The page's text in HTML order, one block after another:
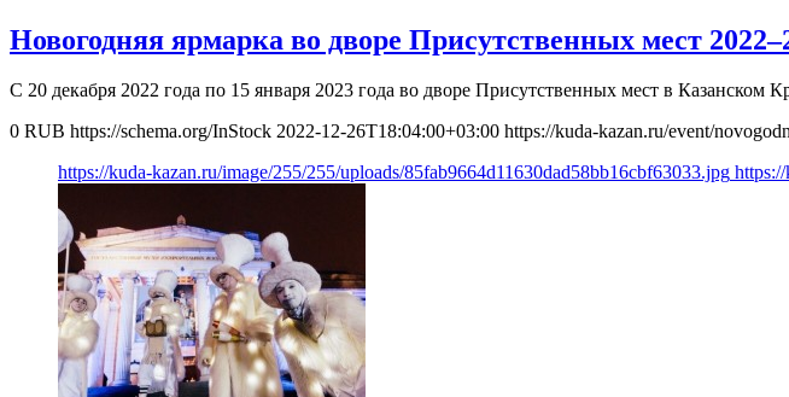
Новогодняя ярмарка во дворе Присутственных мест
С 20 декабря 2022 года по 15 января 2023 года во дворе Присутственных мест в Казанском
0 RUB https://schema.org/InStock 2022-12-26T18:04:00+03:00 https://kuda-kazan.ru/event/
https://kuda-kazan.ru/image/255/255/uploads/85fab9664d11630dad58bb16cbf63033.jpg